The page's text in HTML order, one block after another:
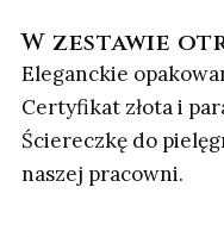
W zestawie
Eleganckie
Certyfikat złota i
Ściereczkę do
naszej pracowni.